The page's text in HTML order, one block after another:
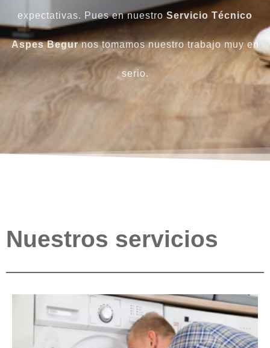
expectativas. Pues en nuestroServicio Técnico
AspesBegurnos tomamos nuestro trabajo muy en
serio.
Nuestros servicios